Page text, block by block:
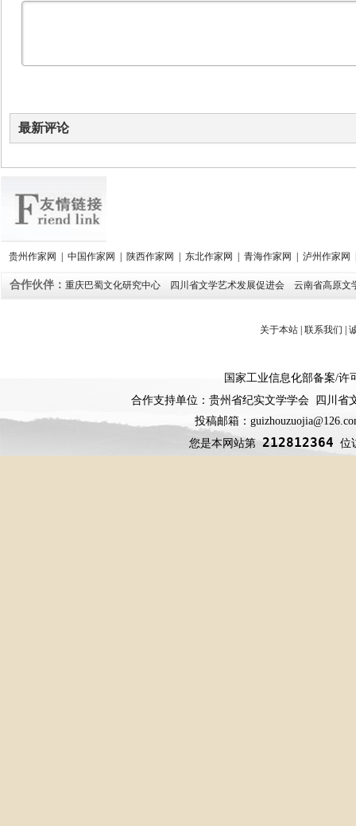
最新评论
贵州作家网 | 中国作家网 | 陕西作家网 | 东北作家网 | 青海作家网 | 泸州作家网
合作伙伴： 重庆巴蜀文化研究中心 四川省文学艺术发展促进会 云南省高原文
关于本站| 联系我们 |
国家工业信息化部备案/许
合作支持单位：贵州省纪实文学学会 四川
投稿邮箱：
您是本网站第212812364